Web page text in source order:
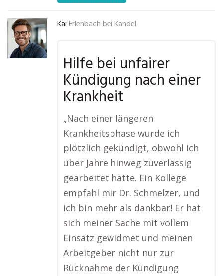
Kai Erlenbach bei Kandel
Hilfe bei unfairer
Kündigung nach einer
Krankheit
„Nach einer längeren
Krankheitsphase wurde ich
plötzlich gekündigt, obwohl ich
über Jahre hinweg zuverlässig
gearbeitet hatte. Ein Kollege
empfahl mir Dr. Schmelzer, und
ich bin mehr als dankbar! Er hat
sich meiner Sache mit vollem
Einsatz gewidmet und meinen
Arbeitgeber nicht nur zur
Rücknahme der Kündigung